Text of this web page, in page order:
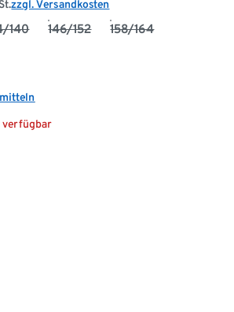
zzgl. Versandkosten
140 146/152 158/164
verfügbar